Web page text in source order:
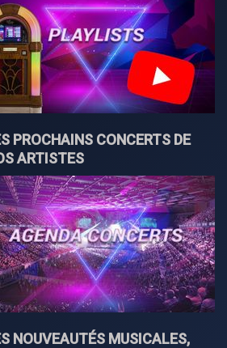
PROCHAINS CONCERTS DE
ARTISTES
NOUVEAUTÉS MUSICALES,